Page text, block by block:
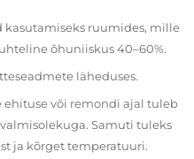
ruumides, mille
õhuniiskus 40–60%.
läheduses.
või remondi ajal tuleb
Samuti tuleks
ja kõrget temperatuuri.